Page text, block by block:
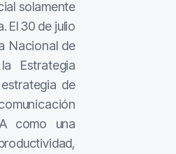
solamente
El 30 de julio
Nacional de
Estrategia
de
como una